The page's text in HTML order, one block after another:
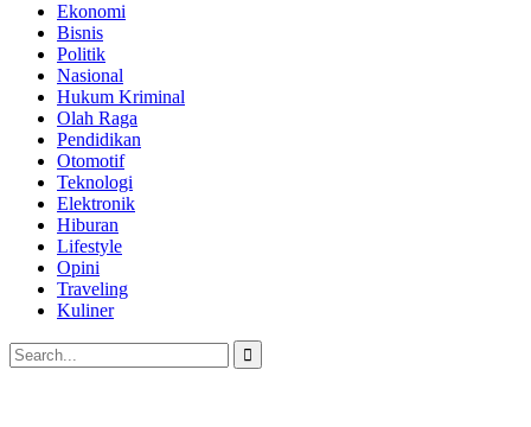
Ekonomi
Bisnis
Politik
Nasional
Hukum Kriminal
Olah Raga
Pendidikan
Otomotif
Teknologi
Elektronik
Hiburan
Lifestyle
Opini
Traveling
Kuliner